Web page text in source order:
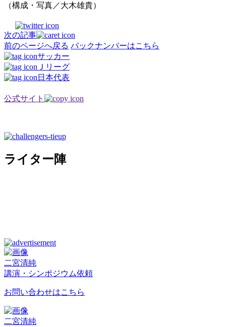
（構成・写真／大木雄貴）
次の記事
前のページへ戻る バックナンバーはこちら
サッカー
Ｊリーグ
日本代表
公式サイト
ライター陣
二宮清純
講演・シンポジウム依頼
お問い合わせはこちら
二宮清純